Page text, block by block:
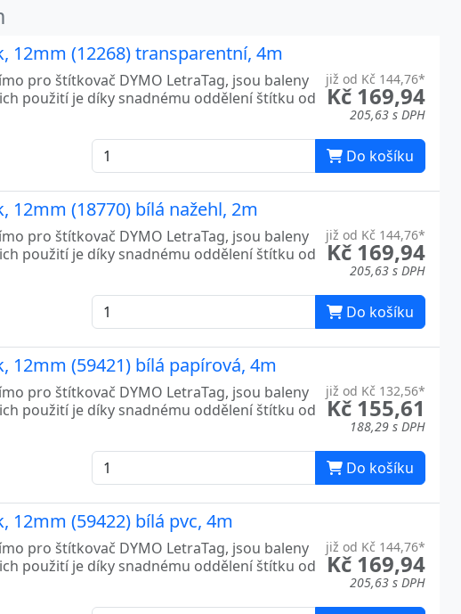
12mm (12268) transparentní, 4m
již od Kč 144,76*
Kč 169,94
205,63 s DPH
pro štítkovač DYMO LetraTag, jsou baleny
použití je díky snadnému oddělení štítku od
Do košíku
12mm (18770) bílá nažehl, 2m
již od Kč 144,76*
Kč 169,94
205,63 s DPH
pro štítkovač DYMO LetraTag, jsou baleny
použití je díky snadnému oddělení štítku od
Do košíku
12mm (59421) bílá papírová, 4m
již od Kč 132,56*
Kč 155,61
188,29 s DPH
pro štítkovač DYMO LetraTag, jsou baleny
použití je díky snadnému oddělení štítku od
Do košíku
12mm (59422) bílá pvc, 4m
již od Kč 144,76*
Kč 169,94
205,63 s DPH
pro štítkovač DYMO LetraTag, jsou baleny
použití je díky snadnému oddělení štítku od